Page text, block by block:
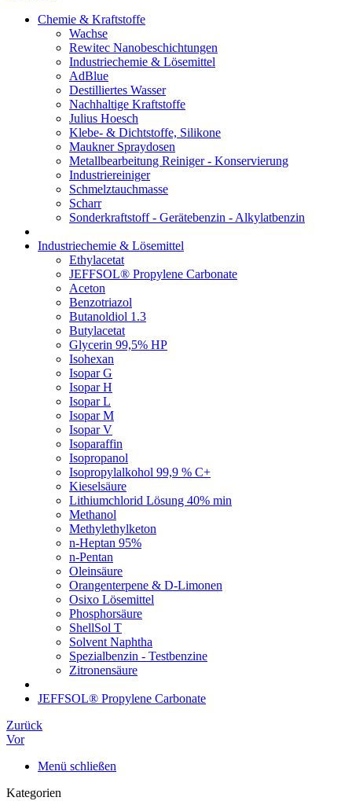
Chemie & Kraftstoffe
Wachse
Rewitec Nanobeschichtungen
Industriechemie & Lösemittel
AdBlue
Destilliertes Wasser
Nachhaltige Kraftstoffe
Julius Hoesch
Klebe- & Dichtstoffe, Silikone
Maukner Spraydosen
Metallbearbeitung Reiniger - Konservierung
Industriereiniger
Schmelztauchmasse
Scharr
Sonderkraftstoff - Gerätebenzin - Alkylatbenzin
Industriechemie & Lösemittel
Ethylacetat
JEFFSOL® Propylene Carbonate
Aceton
Benzotriazol
Butanoldiol 1.3
Butylacetat
Glycerin 99,5% HP
Isohexan
Isopar G
Isopar H
Isopar L
Isopar M
Isopar V
Isoparaffin
Isopropanol
Isopropylalkohol 99,9 % C+
Kieselsäure
Lithiumchlorid Lösung 40% min
Methanol
Methylethylketon
n-Heptan 95%
n-Pentan
Oleinsäure
Orangenterpene & D-Limonen
Osixo Lösemittel
Phosphorsäure
ShellSol T
Solvent Naphtha
Spezialbenzin - Testbenzine
Zitronensäure
JEFFSOL® Propylene Carbonate
Zurück
Vor
Menü schließen
Kategorien